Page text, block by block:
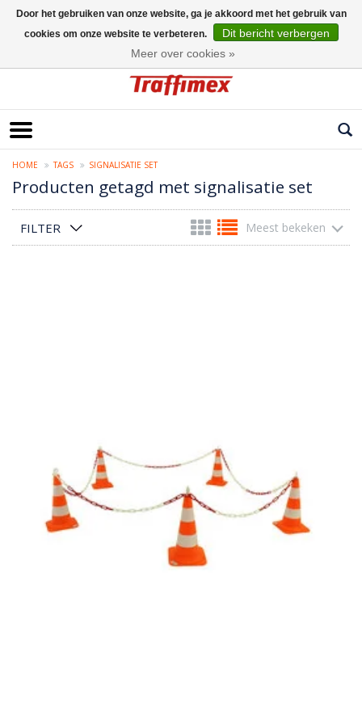
HOME TAGS SIGNALISATIE SET
Producten getagd met signalisatie set
FILTER Meest bekeken
Door het gebruiken van onze website, ga je akkoord met het gebruik van
cookies om onze website te verbeteren.
Dit bericht verbergen
Meer over cookies »